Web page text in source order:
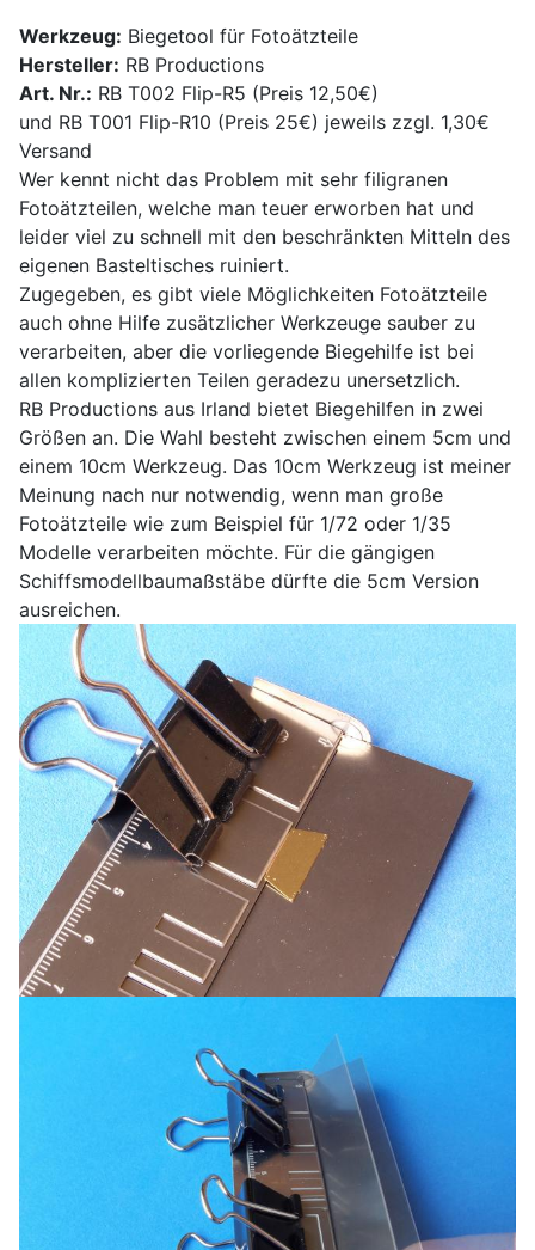
Werkzeug: Biegetool für Fotoätzteile
Hersteller: RB Productions
Art. Nr.: RB T002 Flip-R5 (Preis 12,50€)
und RB T001 Flip-R10 (Preis 25€) jeweils zzgl. 1,30€
Versand
Wer kennt nicht das Problem mit sehr filigranen
Fotoätzteilen, welche man teuer erworben hat und
leider viel zu schnell mit den beschränkten Mitteln des
eigenen Basteltisches ruiniert.
Zugegeben, es gibt viele Möglichkeiten Fotoätzteile
auch ohne Hilfe zusätzlicher Werkzeuge sauber zu
verarbeiten, aber die vorliegende Biegehilfe ist bei
allen komplizierten Teilen geradezu unersetzlich.
RB Productions aus Irland bietet Biegehilfen in zwei
Größen an. Die Wahl besteht zwischen einem 5cm und
einem 10cm Werkzeug. Das 10cm Werkzeug ist meiner
Meinung nach nur notwendig, wenn man große
Fotoätzteile wie zum Beispiel für 1/72 oder 1/35
Modelle verarbeiten möchte. Für die gängigen
Schiffsmodellbaumaßstäbe dürfte die 5cm Version
ausreichen.